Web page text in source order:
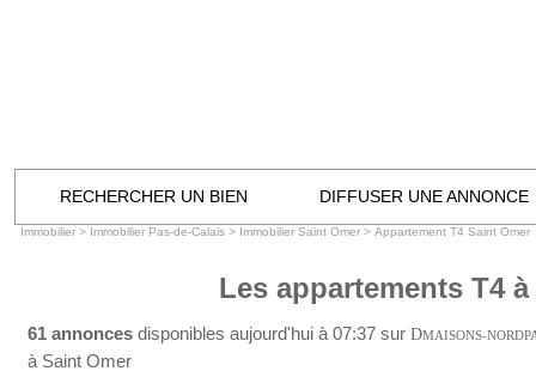
RECHERCHER UN BIEN DIFFUSER UNE ANNONCE
Immobilier > Immobilier Pas-de-Calais > Immobilier Saint Omer > Appartement T4 Saint Omer
Les appartements T4
61 annonces disponibles aujourd'hui à 07:37 sur DMAISONS-
à Saint Omer